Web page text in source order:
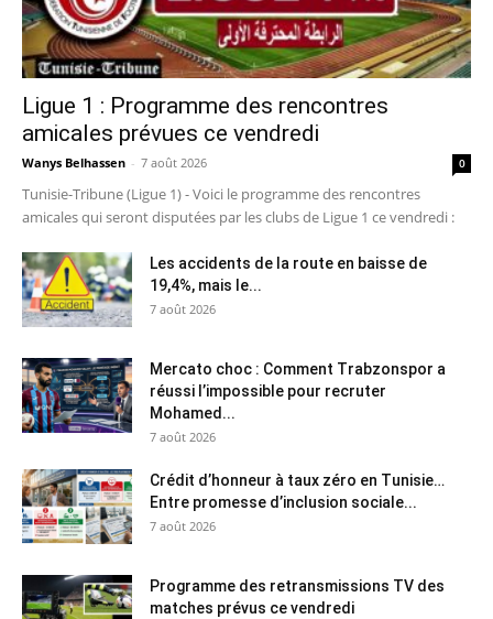
Ligue 1 : Programme des rencontres
amicales prévues ce vendredi
Wanys Belhassen - 7 août 2026 0
Tunisie-Tribune (Ligue 1) - Voici le programme des rencontres
amicales qui seront disputées par les clubs de Ligue 1 ce vendredi :
Les accidents de la route en baisse de
19,4%, mais le...
7 août 2026
Mercato choc : Comment Trabzonspor a
réussi l’impossible pour recruter
Mohamed...
7 août 2026
Crédit d’honneur à taux zéro en Tunisie…
Entre promesse d’inclusion sociale...
7 août 2026
Programme des retransmissions TV des
matches prévus ce vendredi